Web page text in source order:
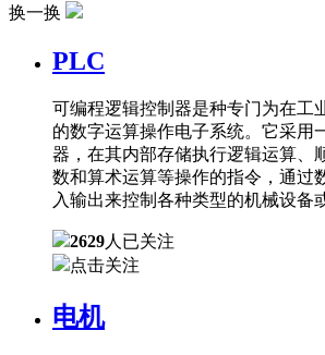
换一换
PLC
可编程逻辑控制器是种专门为在工
的数字运算操作电子系统。它采用
器，在其内部存储执行逻辑运算、
数和算术运算等操作的指令，通过
入输出来控制各种类型的机械设备
2629人已关注
点击关注
电机